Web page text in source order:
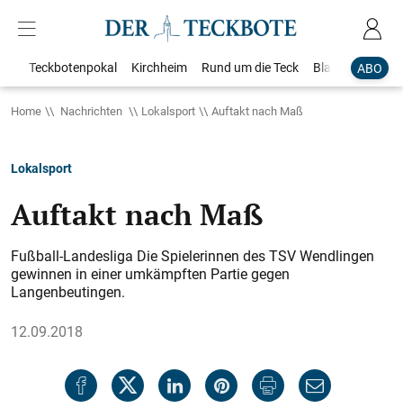
ABO
Teckbotenpokal Kirchheim Rund um die Teck Blaulicht
Home Nachrichten Lokalsport Auftakt nach Maß
Lokalsport
Auftakt nach Maß
Fußball-Landesliga Die Spielerinnen des TSV Wendlingen
gewinnen in einer umkämpften Partie gegen
Langenbeutingen.
12.09.2018